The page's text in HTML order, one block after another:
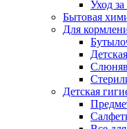
Уход
Бытовая
Для
Детская